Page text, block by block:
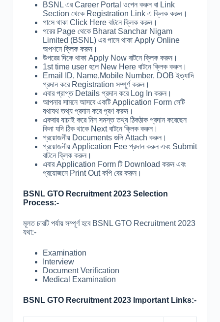
BSNL এর Career Portal ওপেন করুন বা Link
Section থেকে Registration Link এ ক্লিক করুন।
পাসে থাকা Click Here বাটনে ক্লিক করুন।
পরের Page থেকে Bharat Sanchar Nigam
Limited (BSNL) এর পাসে থাকা Apply Online
অপশনে ক্লিক করুন।
উপরের দিকে থাকা Apply Now বাটনে ক্লিক করুন।
1st time user হলে New Here বাটনে ক্লিক করুন।
Email ID, Name,Mobile Number, DOB ইত্যাদি
প্রদান করে Registration সম্পূর্ণ করুন।
এবার প্রাপ্ত Details প্রদান করে Log In করুন।
আপনার সামনে আসবে একটি Application Form সেটি
যথাযথ তথ্য প্রদান করে পূরণ করুন।
একবার যাচাই করে নিন সমস্ত তথ্য ঠিকঠাক প্রদান করেছেন
কিনা যদি ঠিক থাকে Next বাটনে ক্লিক করুন।
প্রয়োজনীয় Documents গুলি Attach করুন।
প্রয়োজনীয় Application Fee প্রদান করুন এবং Submit
বাটনে ক্লিক করুন।
এবার Application Form টি Download করুন এবং
প্রয়োজনে Print Out কপি বের করুন।
BSNL GTO Recruitment 2023 Selection
Process:-
মূলত চারটি পর্যায় সম্পূর্ণ হবে BSNL GTO Recruitment 2023
যথা:-
Examination
Interview
Document Verification
Medical Examination
BSNL GTO Recruitment 2023 Important Links:-